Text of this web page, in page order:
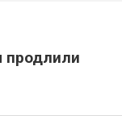
продлили